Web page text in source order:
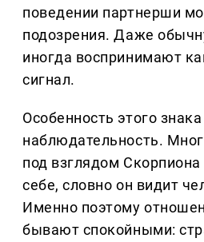
поведении партнерши
подозрения. Даже
иногда воспринимают
сигнал.
Особенность этого
наблюдательность.
под взглядом Скорпиона
себе, словно он видит
Именно поэтому
бывают спокойными: